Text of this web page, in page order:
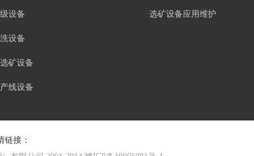
设备
设备
矿设备
线设备
选矿设备应用维护
链接：